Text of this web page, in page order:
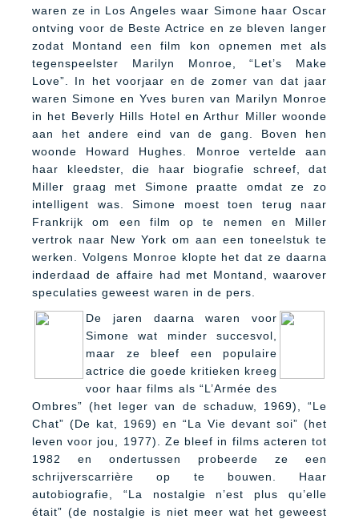
waren ze in Los Angeles waar Simone haar Oscar
ontving voor de Beste Actrice en ze bleven langer
zodat Montand een film kon opnemen met als
tegenspeelster Marilyn Monroe, “Let’s Make
Love”. In het voorjaar en de zomer van dat jaar
waren Simone en Yves buren van Marilyn Monroe
in het Beverly Hills Hotel en Arthur Miller woonde
aan het andere eind van de gang. Boven hen
woonde Howard Hughes. Monroe vertelde aan
haar kleedster, die haar biografie schreef, dat
Miller graag met Simone praatte omdat ze zo
intelligent was. Simone moest toen terug naar
Frankrijk om een film op te nemen en Miller
vertrok naar New York om aan een toneelstuk te
werken. Volgens Monroe klopte het dat ze daarna
inderdaad de affaire had met Montand, waarover
speculaties geweest waren in de pers.
De jaren daarna waren voor
Simone wat minder succesvol,
maar ze bleef een populaire
actrice die goede kritieken kreeg
voor haar films als “L’Armée des
Ombres” (het leger van de schaduw, 1969), “Le
Chat” (De kat, 1969) en “La Vie devant soi” (het
leven voor jou, 1977). Ze bleef in films acteren tot
1982 en ondertussen probeerde ze een
schrijverscarrière op te bouwen. Haar
autobiografie, “La nostalgie n’est plus qu’elle
était” (de nostalgie is niet meer wat het geweest